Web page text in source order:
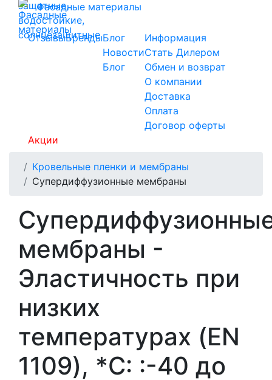
Фасадные материалы
ОтзывыБрендыБлог
Новости
Блог
Информация
Стать Дилером
Обмен и возврат
О компании
Доставка
Оплата
Договор оферты
Акции
Кровельные пленки и мембраны
Супердиффузионные мембраны
мембраны -
Эластичность при
низких
температурах (EN
1109), *С: :-40 до